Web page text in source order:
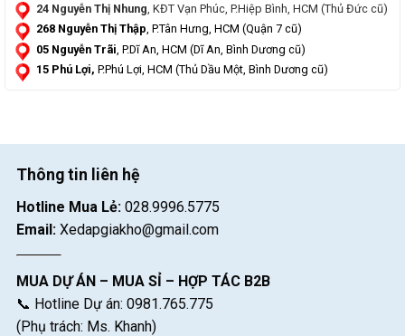
24 Nguyễn Thị Nhung , KĐT Vạn Phúc, P.Hiệp Bình, HCM (Thủ Đức cũ)
268 Nguyễn Thị Thập, P.Tân Hưng, HCM (Quận 7 cũ)
05 Nguyễn Trãi , P.Dĩ An, HCM (Dĩ An, Bình Dương cũ)
15 Phú Lợi, P.Phú Lợi, HCM (Thủ Dầu Một, Bình Dương cũ)
Thông tin liên hệ
Hotline Mua Lẻ: 028.9996.5775
Email: Xedapgiakho@gmail.com
MUA DỰ ÁN – MUA SỈ – HỢP TÁC B2B
📞 Hotline Dự án: 0981.765.775
(Phụ trách: Ms. Khanh)